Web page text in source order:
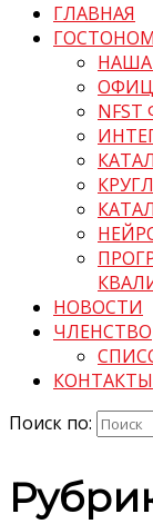
ГЛАВНАЯ
НОВОСТИ
ЧЛЕНСТВО
КОНТАКТЫ
Поиск по: